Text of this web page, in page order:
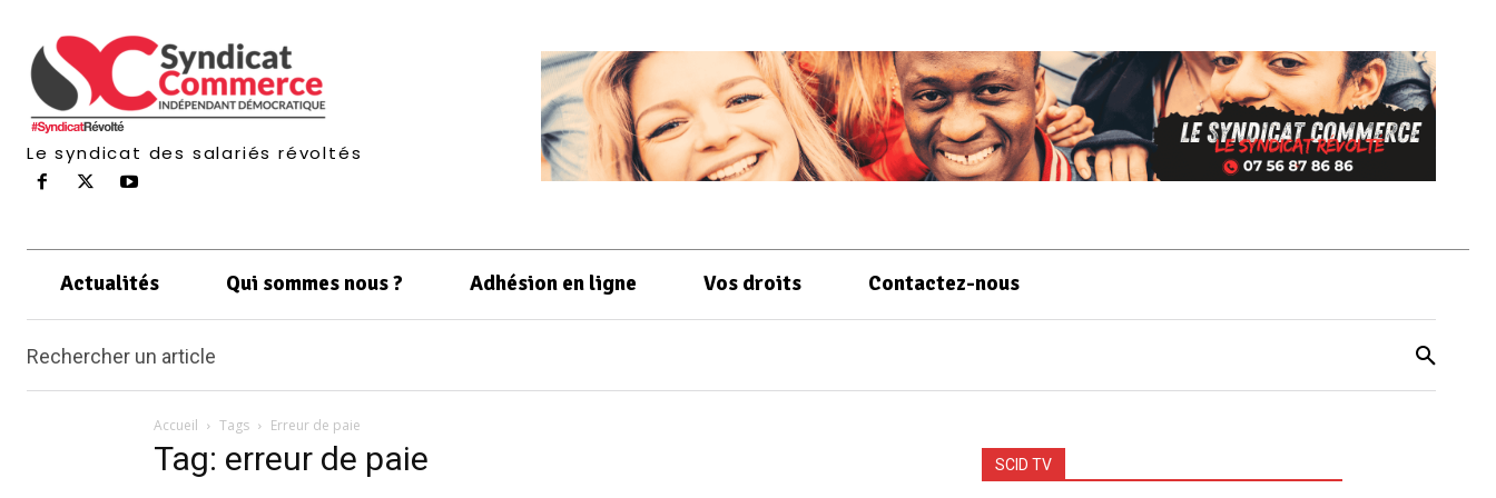
Le syndicat des salariés révoltés
Actualités Qui sommes nous ? Adhésion en ligne Vos droits Contactez-nous
Rechercher un article
Accueil Tags Erreur de paie
Tag: erreur de paie SCID TV